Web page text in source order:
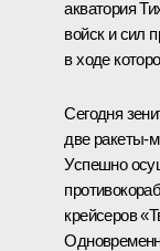
акватория
войск и сил
в ходе
Сегодня
две ракеты-
Успешно
крейсеров